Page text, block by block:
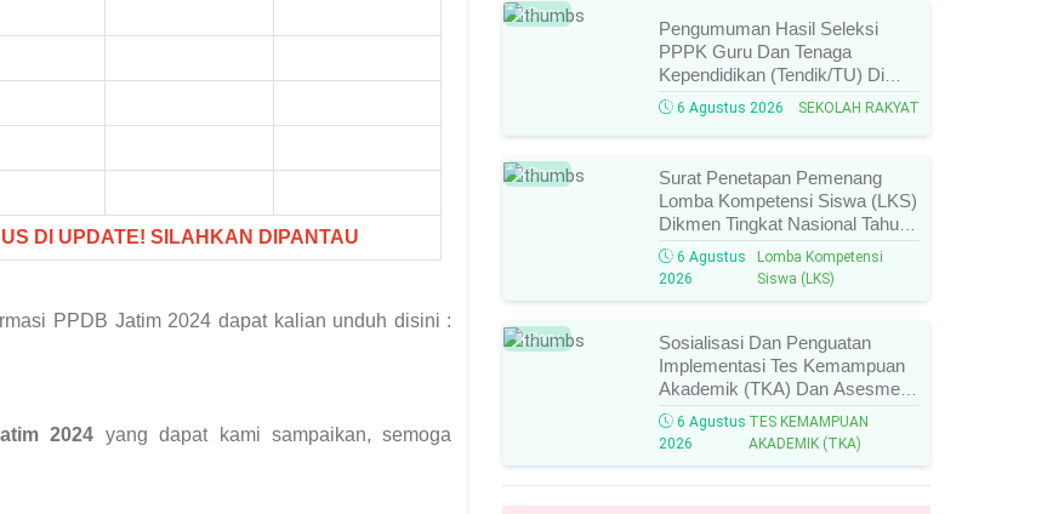
DI UPDATE! SILAHKAN DIPANTAU
PPDB Jatim 2024 dapat kalian unduh disini :
2024 yang dapat kami sampaikan, semoga
Baru
Pengumuman Hasil Seleksi
PPPK Guru Dan Tenaga
Kependidikan (Tendik/TU) Di
Sekolah Rakyat Tahun 2026
Lingkungan Kementerian Sosial
RI, Ini Daftar Nama Peserta
Yang Lolos!
6 Agustus 2026 SEKOLAH RAKYAT
Baru
Surat Penetapan Pemenang
Lomba Kompetensi Siswa (LKS)
Dikmen Tingkat Nasional Tahun
2026 Resmi Terbit, Ini Daftar
Lengkap Nama Juara Dan
6 Agustus
2026
Lomba Kompetensi
Siswa (LKS)
Baru
Sosialisasi Dan Penguatan
Implementasi Tes Kemampuan
Akademik (TKA) Dan Asesmen
Nasional (AN) Jenjang SMK
Tahun 2026, Ini Jadwal, Materi,
Dan Link Mengikutinya!
6 Agustus
2026
TES KEMAMPUAN
AKADEMIK (TKA)